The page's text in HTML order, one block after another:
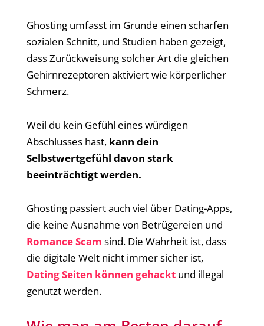
Ghosting umfasst im Grunde einen scharfen
sozialen Schnitt, und Studien haben gezeigt,
dass Zurückweisung solcher Art die gleichen
Gehirnrezeptoren aktiviert wie körperlicher
Schmerz.
Weil du kein Gefühl eines würdigen
Abschlusses hast, kann dein
Selbstwertgefühl davon stark
beeinträchtigt werden.
Ghosting passiert auch viel über Dating-Apps,
die keine Ausnahme von Betrügereien und
RomanceScam sind. Die Wahrheit ist, dass
die digitale Welt nicht immer sicher ist,
DatingSeiten können gehackt und illegal
genutzt werden.